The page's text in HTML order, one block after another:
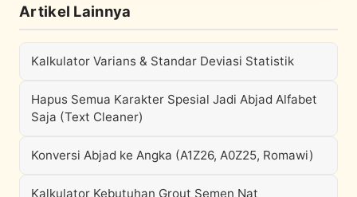
Artikel Lainnya
Kalkulator Varians & Standar Deviasi Statistik
Hapus Semua Karakter Spesial Jadi Abjad Alfabet
Saja (Text Cleaner)
Konversi Abjad ke Angka (A1Z26, A0Z25, Romawi)
Kalkulator Kebutuhan Grout Semen Nat